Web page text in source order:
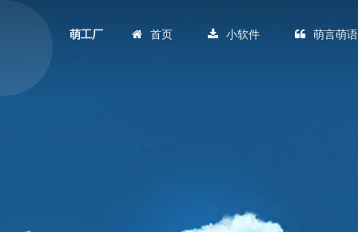
萌工厂 首页 小软件 萌言萌语